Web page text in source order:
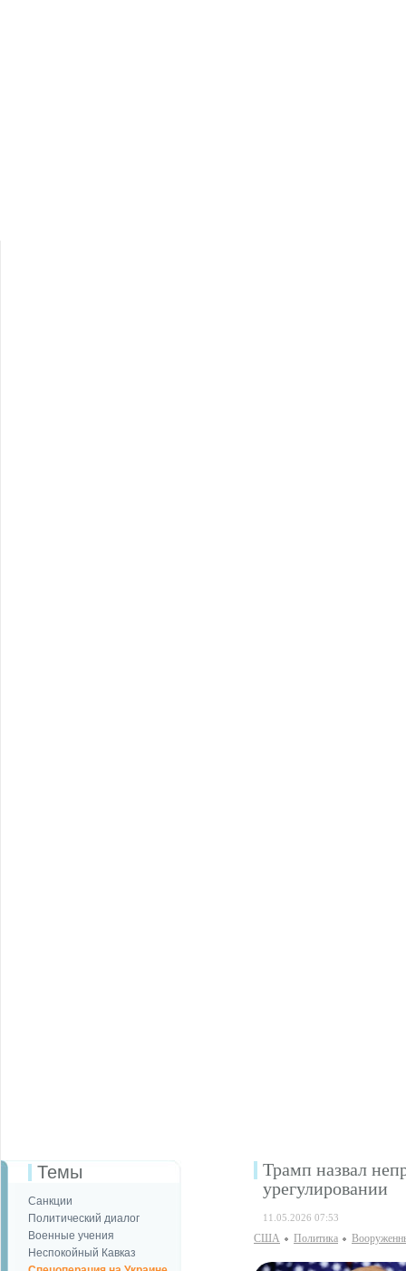
Темы
Санкции
Политический диалог
Военные учения
Неспокойный Кавказ
Трамп назвал
урегулировании
11.05.2026 07:53
США Политика